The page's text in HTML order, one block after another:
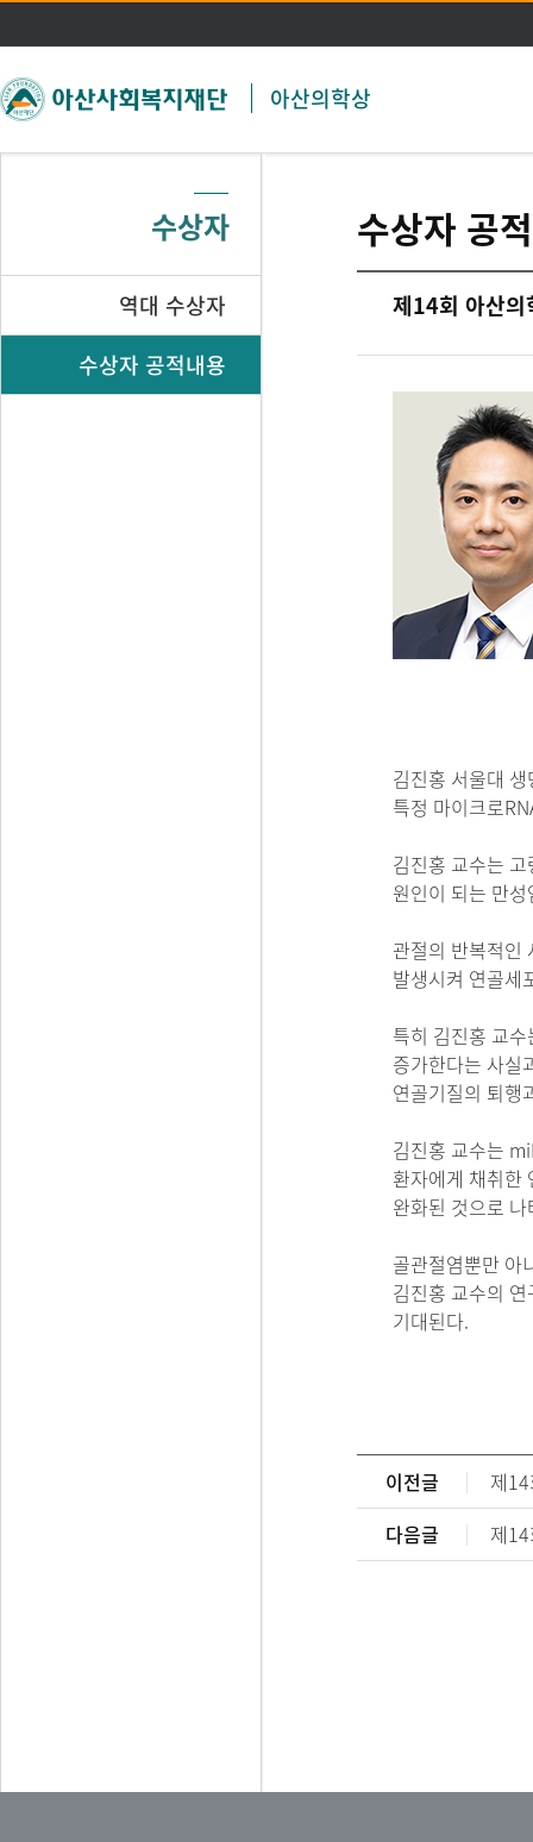
주메뉴 바로가기
본문 바로가기
아산의학상
수상자
역대 수상자
수상자 공적내용
수상자 공
제14회 아산
김진홍 서울대
특정 마이크로
김진홍 교수는
원인이 되는 만
관절의 반복적인
발생시켜 연골세
특히 김진홍 교
증가한다는 사실
연골기질의 퇴행
김진홍 교수는
환자에게 채취한
완화된 것으로
골관절염뿐만 아
김진홍 교수의
기대된다.
이전글
제
다음글
제